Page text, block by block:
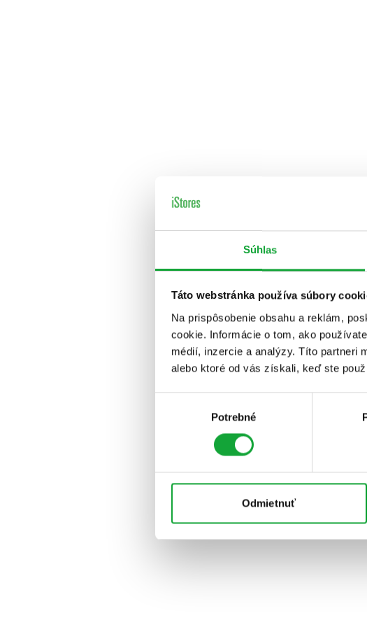
Súhlas
Táto webstránka používa súbory
Na prispôsobenie obsahu a reklám,
cookie. Informácie o tom, ako
médií, inzercie a analýzy. Títo partneri
alebo ktoré od vás získali, keď ste
Potrebné
Odmietnuť